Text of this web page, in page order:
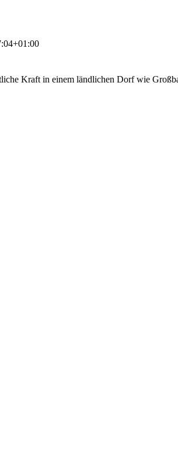
Kraft in einem ländlichen Dorf wie